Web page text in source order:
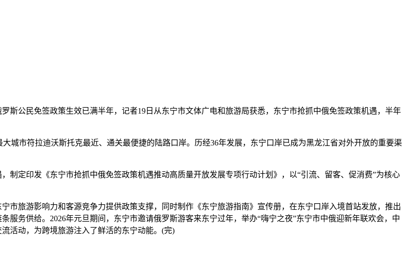
斯公民免签政策生效已满半年，记者19日从东宁市文体广电和旅游局获悉，东宁市抢抓中俄免签政策机遇，半年
市符拉迪沃斯托克最近、通关最便捷的陆路口岸。历经36年发展，东宁口岸已成为黑龙江省对外开放的重要渠
定印发《东宁市抢抓中俄免签政策机遇推动高质量开放发展专项行动计划》，以“引流、留客、促消费”为核心
旅游影响力和客源竞争力提供政策支撑，同时制作《东宁旅游指南》宣传册，在东宁口岸入境首站发放，推出
服务供给。2026年元旦期间，东宁市邀请俄罗斯游客来东宁过年，举办“嗨宁之夜”东宁市中俄迎新年联欢会，中
活动，为跨境旅游注入了鲜活的东宁动能。(完)